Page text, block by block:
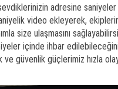
adresine saniyeler
video ekleyerek,
size ulaşmasını
içinde ihbar
güvenlik güçlerimiz hızla